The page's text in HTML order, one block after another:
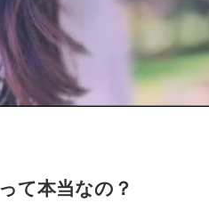
て本当なの？